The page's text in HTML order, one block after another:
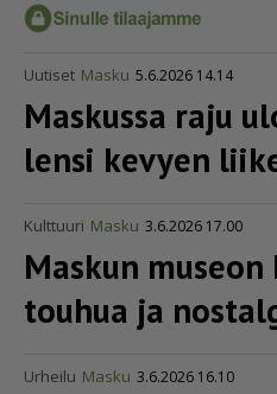
Uutiset Masku 5.6.2026 14.14
Maskussa raju
lensi kevyen
Kulttuuri Masku 3.6.2026 17.00
Maskun
touhua ja
Urheilu Masku 3.6.2026 16.10